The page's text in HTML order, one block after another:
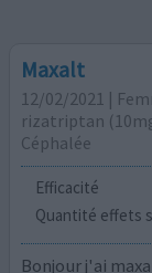
Maxalt
12/02/2021 |
rizatriptan
Céphalée
Efficacité
Quantité effets
Bonjour j'ai